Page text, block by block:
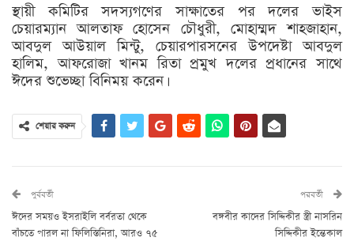
স্থায়ী কমিটির সদস্যগণের সাক্ষাতের পর দলের ভাইস
চেয়ারম্যান আলতাফ হোসেন চৌধুরী, মোহাম্মদ শাহজাহান,
আবদুল আউয়াল মিন্টু, চেয়ারপারসনের উপদেষ্টা আবদুল
হালিম, আফরোজা খানম রিতা প্রমুখ দলের প্রধানের সাথে
ঈদের শুভেচ্ছা বিনিময় করেন।
শেয়ার করুন
পুর্ববর্তী
ঈদের সময়ও ইসরাইলি বর্বরতা থেকে
বাঁচতে পারল না ফিলিস্তিনিরা, আরও ৭৫
পরবর্তী
বঙ্গবীর কাদের সিদ্দিকীর স্ত্রী নাসরিন
সিদ্দিকীর ইন্তেকাল